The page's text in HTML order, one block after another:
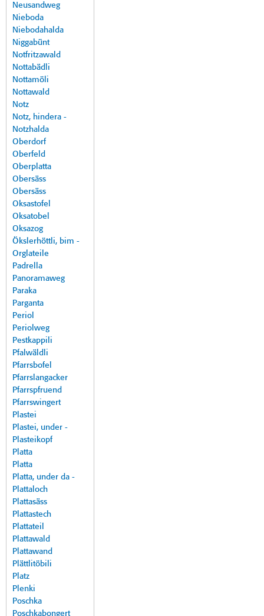
Neusandweg
Nieboda
Niebodahalda
Niggabünt
Notfritzawald
Nottabädli
Nottamöli
Nottawald
Notz
Notz, hindera -
Notzhalda
Oberdorf
Oberfeld
Oberplatta
Obersäss
Obersäss
Oksastofel
Oksatobel
Oksazog
Ökslerhöttli, bim -
Orglateile
Padrella
Panoramaweg
Paraka
Parganta
Periol
Periolweg
Pestkappili
Pfalwäldli
Pfarrsbofel
Pfarrslangacker
Pfarrspfruend
Pfarrswingert
Plastei
Plastei, under -
Plasteikopf
Platta
Platta
Platta, under da -
Plattaloch
Plattasäss
Plattastech
Plattateil
Plattawald
Plattawand
Plättlitöbili
Platz
Plenki
Poschka
Poschkabongert